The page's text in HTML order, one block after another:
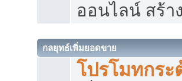
ออนไลน์ สร้า
กลยุทธ์เพิ่มยอดขาย
โปรโมทกร